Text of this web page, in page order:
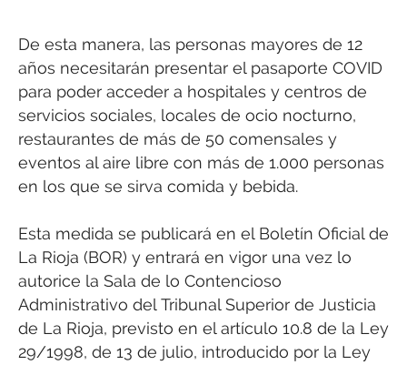
De esta manera, las personas mayores de 12
años necesitarán presentar el pasaporte COVID
para poder acceder a hospitales y centros de
servicios sociales, locales de ocio nocturno,
restaurantes de más de 50 comensales y
eventos al aire libre con más de 1.000 personas
en los que se sirva comida y bebida.
Esta medida se publicará en el Boletín Oficial de
La Rioja (BOR) y entrará en vigor una vez lo
autorice la Sala de lo Contencioso
Administrativo del Tribunal Superior de Justicia
de La Rioja, previsto en el artículo 10.8 de la Ley
29/1998, de 13 de julio, introducido por la Ley